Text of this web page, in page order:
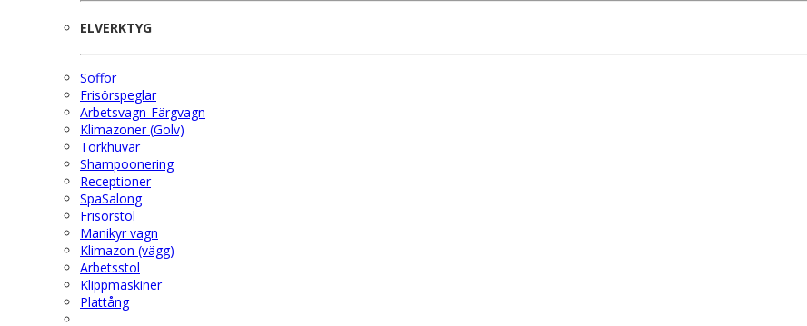
ELVERKTYG
Soffor
Frisörspeglar
Arbetsvagn-Färgvagn
Klimazoner (Golv)
Torkhuvar
Shampoonering
Receptioner
SpaSalong
Frisörstol
Manikyr vagn
Klimazon (vägg)
Arbetsstol
Klippmaskiner
Plattång